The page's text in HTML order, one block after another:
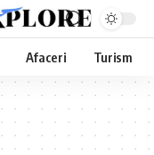
Afaceri Turism